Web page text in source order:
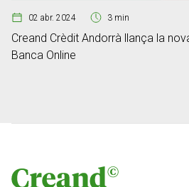
02 abr. 2024 3 min
Creand Crèdit Andorrà llança la
Banca Online